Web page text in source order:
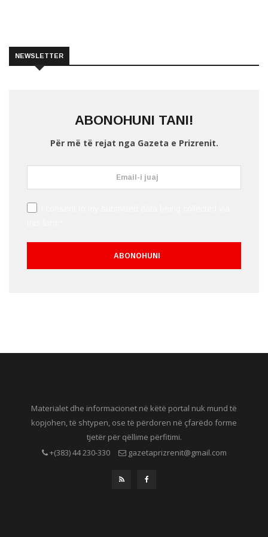
NEWSLETTER
ABONOHUNI TANI!
Për më të rejat nga Gazeta e Prizrenit.
Materialet dhe informacionet në këtë portal nuk mund të
kopjohen, të shtypen, ose të përdoren në çfarëdo forme
tjetër për qëllime përfitimi.
+(383) 44 230-330
gazetaprizrenit@gmail.com